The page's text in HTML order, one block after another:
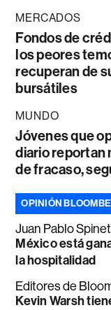
MERCADOS
Fondos de
los peores
recuperan de
bursátiles
MUNDO
Jóvenes que
diario reportan
de fracaso,
OPINIÓN
Juan Pablo
México está
la hospitalidad
Editores de
Kevin Warsh